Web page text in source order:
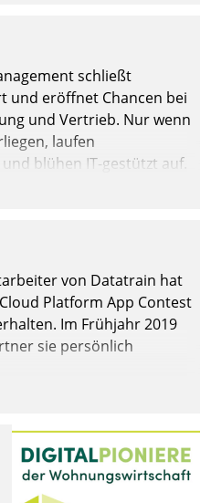
schließt
und eröffnet Chancen bei
und Vertrieb. Nur wenn
laufen
blühen IT-gestützt auf.
von Datatrain hat
Platform App Contest
Im Frühjahr 2019
sie persönlich